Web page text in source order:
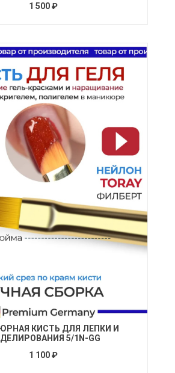
1 500 ₽
КИСТЬ ДЛЯ ЛЕПКИ И
5/1N-GG
1 100 ₽